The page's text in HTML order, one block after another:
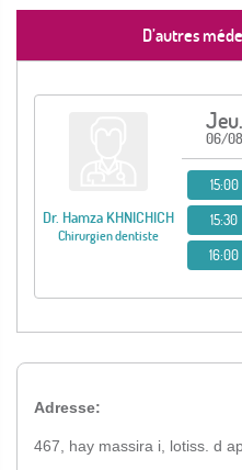
D’autres
Dr. Hamza KHNICHICH
Chirurgien dentiste
Jeu.
06/08
15:00
15:30
16:00
Adresse:
467, hay massira i, lotiss. d